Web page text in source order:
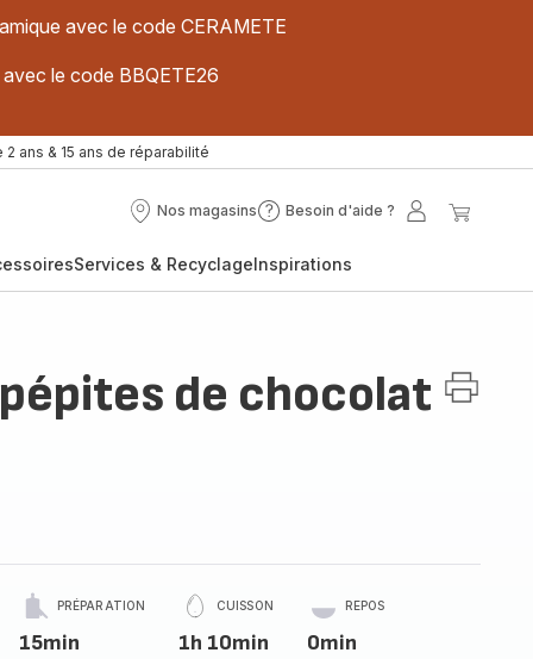
avec le code CERAMETE
le code BBQETE26
2 ans & 15 ans de réparabilité
Nos magasins
Nos
Besoin d'aide ?
Besoin
?
Mon
Services & RecyclageInspirations
de chocolat
PRÉPARATION
15min
CUISSON
1h 10min
REPOS
0min